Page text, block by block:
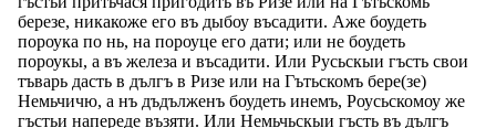
березе, никакоже его въ дыбоу въсадити. Аже боудеть
пороука по нь, на пороуце его дати; или не боудеть
пороукы, а въ железа и въсадити. Или Русьскыи гъсть свои
тъварь дасть в дългъ в Ризе или на Гътьскомъ бере(зе)
Немьчичю, а нъ дъдълженъ боудеть инемъ, Роусьскомоу же
гъстьи напереде възяти. Или Немьчьскыи гъсть въ дългъ